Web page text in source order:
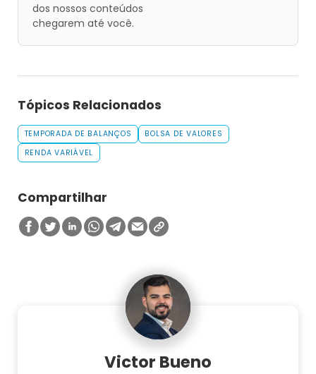
dos nossos conteúdos
chegarem até você.
Tópicos Relacionados
TEMPORADA DE BALANÇOS
BOLSA DE VALORES
RENDA VARIÁVEL
Compartilhar
Victor Bueno